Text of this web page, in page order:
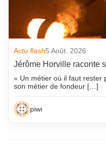
Actu flash5 Août. 2026
Jérôme Horville raconte
« Un métier où il faut rester
son métier de fondeur […]
piwi